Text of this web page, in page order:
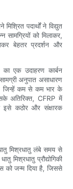
पदार्थों ने विद्युत
सामग्रियों को मिलाकर,
बेहतर प्रदर्शन और
का एक उदाहरण कार्बन
अनुपात असाधारण
जिन्हें कम से कम भार के
अतिरिक्त, CFRP में
इसे कठोर और संक्षारक
मिश्रधातु लंबे समय से
मिश्रधातु प्रौद्योगिकी
को जन्म दिया है, जिससे